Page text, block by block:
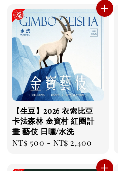
【生豆】2026 衣索比亞
卡法森林 金寶村 紅圈計
畫 藝伎 日曬/水洗
Regular
NT$ 500 -NT$ 2,400